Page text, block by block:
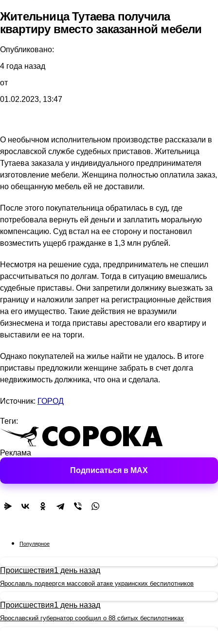
Жительница Тутаева получила
квартиру вместо заказанной мебели
Опубликовано:
4 года назад
от
01.02.2023, 13:47
О необычном исполнительном производстве рассказали в
ярославской службе судебных приставов. Жительница
Тутаева заказала у индивидуального предпринимателя
изготовление мебели. Женщина полностью оплатила заказ,
но обещанную мебель ей не доставили.
После этого покупательница обратилась в суд, где
потребовала вернуть ей деньги и заплатить моральную
компенсацию. Суд встал на ее сторону и постановил
возместить ущерб гражданке в 1,3 млн рублей.
Несмотря на решение суда, предприниматель не спешил
рассчитываться по долгам. Тогда в ситуацию вмешались
судебные приставы. Они запретили должнику выезжать за
границу и наложили запрет на регистрационные действия
на его имущество. Такие действия не вразумили
бизнесмена и тогда приставы арестовали его квартиру и
выставили ее на торги.
Однако покупателей на жилье найти не удалось. В итоге
приставы предложили женщине забрать в счет долга
недвижимость должника, что она и сделала.
Источник: ГОРОД
Теги:
Реклама
Подписаться в MAX
Популярное
Происшествия1 день назад
Ярославль подвергся массовой атаке украинских беспилотников
Происшествия1 день назад
Ярославский губернатор сообщил о 88 сбитых беспилотниках